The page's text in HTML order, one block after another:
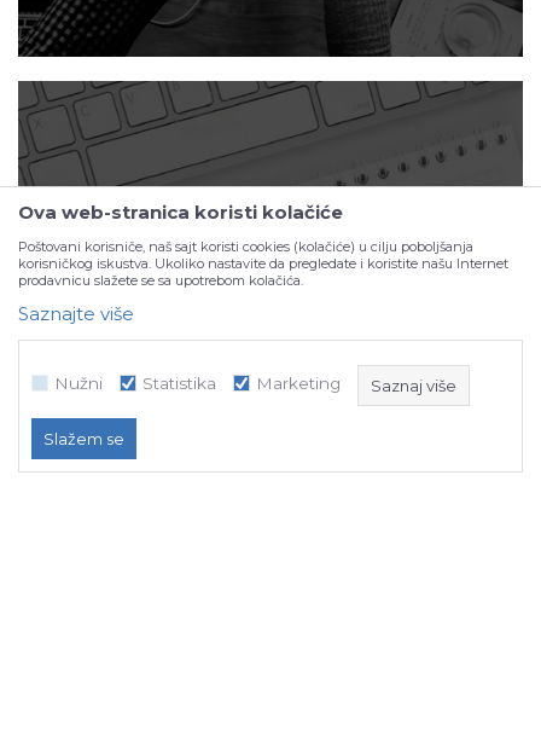
Portfolio
Ova web-stranica koristi kolačiće
Poštovani korisniče, naš sajt koristi cookies (kolačiće) u cilju poboljšanja
korisničkog iskustva. Ukoliko nastavite da pregledate i koristite našu Internet
prodavnicu slažete se sa upotrebom kolačića.
Saznajte više
Nužni Statistika Marketing Saznaj više
Slažem se